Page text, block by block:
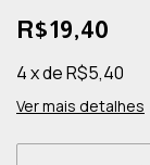
R$19,40
4xdeR$5,40
Ver mais detalhes